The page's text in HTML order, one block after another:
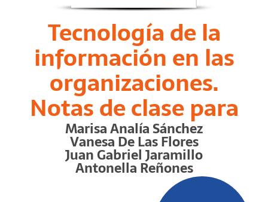
Tecnología de la
información en las
organizaciones.
Notas de clase para
un curso de grado
en administración
de empresas
Marisa Analía Sánchez
Vanesa De Las Flores
Juan Gabriel Jaramillo
Antonella Reñones